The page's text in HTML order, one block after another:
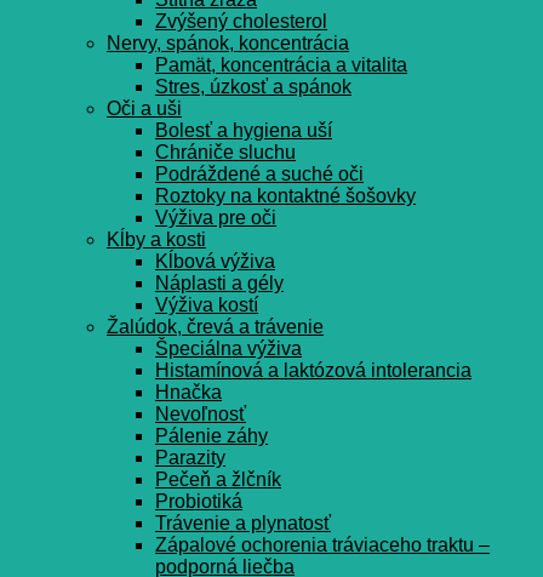
Zvýšený cholesterol
Nervy, spánok, koncentrácia
Pamät, koncentrácia a vitalita
Stres, úzkosť a spánok
Oči a uši
Bolesť a hygiena uší
Chrániče sluchu
Podráždené a suché oči
Roztoky na kontaktné šošovky
Výživa pre oči
Kĺby a kosti
Kĺbová výživa
Náplasti a gély
Výživa kostí
Žalúdok, črevá a trávenie
Špeciálna výživa
Histamínová a laktózová intolerancia
Hnačka
Nevoľnosť
Pálenie záhy
Parazity
Pečeň a žlčník
Probiotiká
Trávenie a plynatosť
Zápalové ochorenia tráviaceho traktu –
podporná liečba